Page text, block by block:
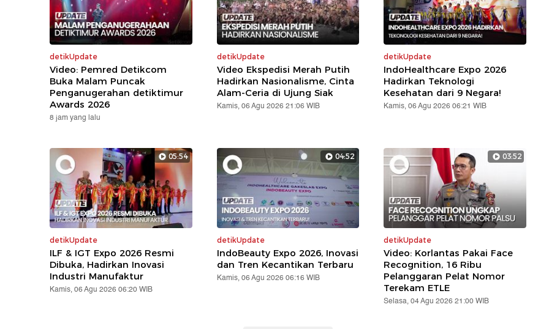
detikUpdate
Video: Pemred Detikcom
Buka Malam Puncak
Penganugerahan detiktimur
Awards 2026
8 jam yang lalu
detikUpdate
Video Ekspedisi Merah Putih
Hadirkan Nasionalisme, Cinta
Alam-Ceria di Ujung Siak
Kamis, 06 Agu 2026 21:06 WIB
detikUpdate
IndoHealthcare Expo 2026
Hadirkan Teknologi
Kesehatan dari 9 Negara!
Kamis, 06 Agu 2026 06:21 WIB
05:54
detikUpdate
ILF & IGT Expo 2026 Resmi
Dibuka, Hadirkan Inovasi
Industri Manufaktur
Kamis, 06 Agu 2026 06:20 WIB
04:52
detikUpdate
IndoBeauty Expo 2026, Inovasi
dan Tren Kecantikan Terbaru
Kamis, 06 Agu 2026 06:16 WIB
03:52
detikUpdate
Video: Korlantas Pakai Face
Recognition, 16 Ribu
Pelanggaran Pelat Nomor
Terekam ETLE
Selasa, 04 Agu 2026 21:00 WIB